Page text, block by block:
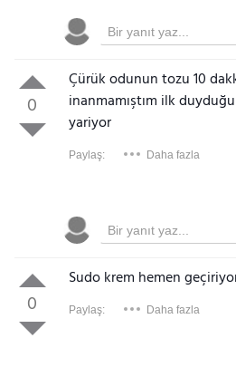
0
Çürük odunun tozu 10
inanmamıştım ilk
yariyor
Paylaş: Daha fazla
0
Sudo krem hemen
Paylaş: Daha fazla